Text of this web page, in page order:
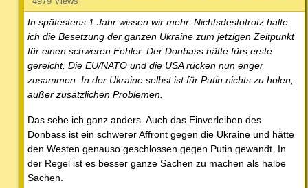
In spätestens 1 Jahr wissen wir mehr. Nichtsdestotrotz halte
ich die Besetzung der ganzen Ukraine zum jetzigen Zeitpunkt
für einen schweren Fehler. Der Donbass hätte fürs erste
gereicht. Die EU/NATO und die USA rücken nun enger
zusammen. In der Ukraine selbst ist für Putin nichts zu holen,
außer zusätzlichen Problemen.
Das sehe ich ganz anders. Auch das Einverleiben des
Donbass ist ein schwerer Affront gegen die Ukraine und hätte
den Westen genauso geschlossen gegen Putin gewandt. In
der Regel ist es besser ganze Sachen zu machen als halbe
Sachen.